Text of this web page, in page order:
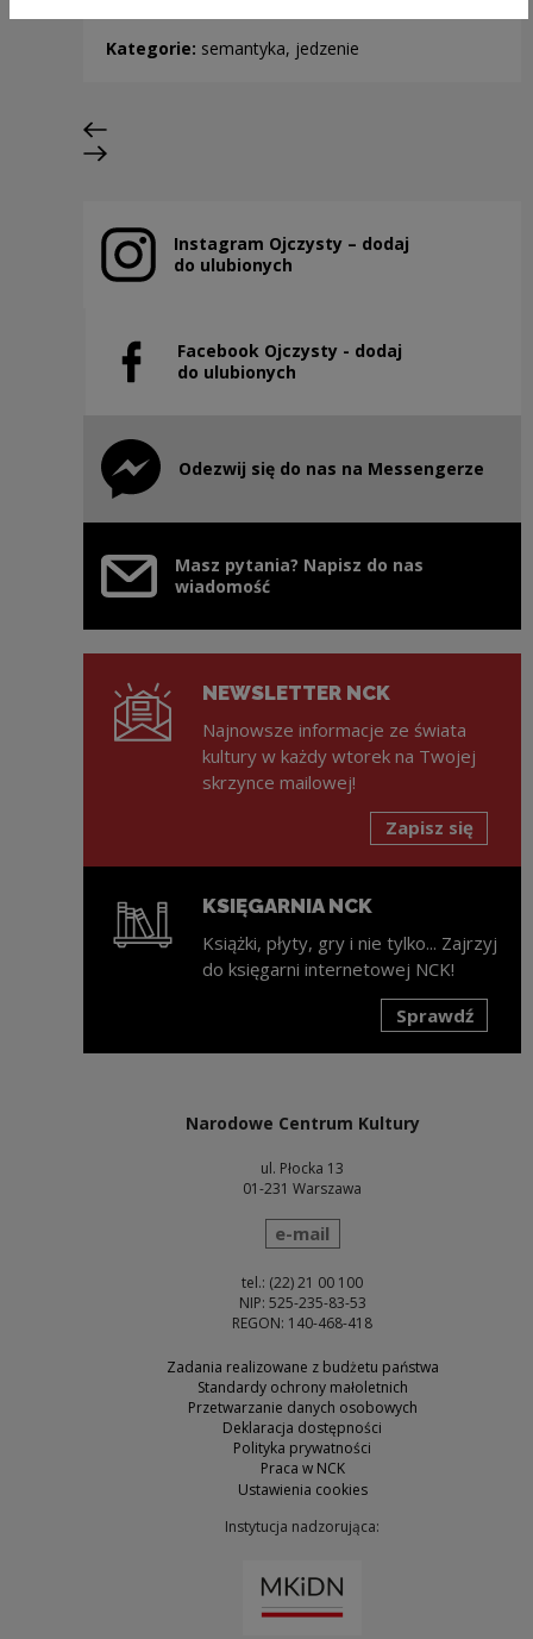
Kategorie: semantyka, jedzenie
Poprzedni slajd
Następny slajd
Instagram Ojczysty – dodaj
do ulubionych
Uwaga, link zostanie otwarty w nowym oknie
Facebook Ojczysty - dodaj
do ulubionych
Uwaga, link zostanie otwarty w nowym oknie
Odezwij się do nas na Messengerze
Uwaga, link zostanie otwarty w nowym oknie
Masz pytania? Napisz do nas
wiadomość
NEWSLETTER NCK
Najnowsze informacje ze świata
kultury w każdy wtorek na Twojej
skrzynce mailowej!
Zapisz się
KSIĘGARNIA NCK
Książki, płyty, gry i nie tylko... Zajrzyj
do księgarni internetowej NCK!
Sprawdź
Narodowe Centrum Kultury
ul. Płocka 13
01-231 Warszawa
wyślij wiadomość
e-mail
tel.: (22) 21 00 100
NIP: 525-235-83-53
REGON: 140-468-418
Zadania realizowane z budżetu państwa
Standardy ochrony małoletnich
Przetwarzanie danych osobowych
Deklaracja dostępności
Polityka prywatności
Praca w NCK
Ustawienia cookies
Instytucja nadzorująca: